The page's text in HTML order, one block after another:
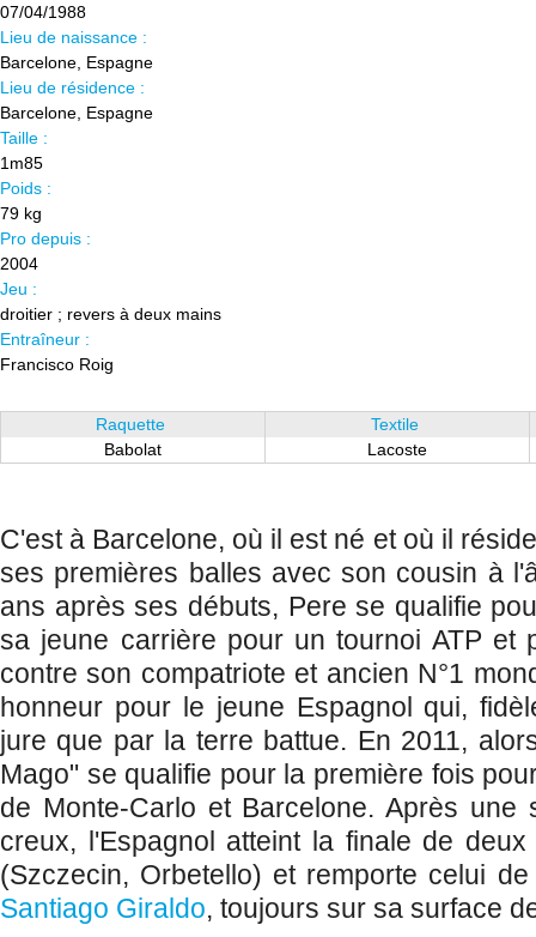
07/04/1988
Lieu de naissance :
Barcelone, Espagne
Lieu de résidence :
Barcelone, Espagne
Taille :
1m85
Poids :
79 kg
Pro depuis :
2004
Jeu :
droitier ; revers à deux mains
Entraîneur :
Francisco Roig
Raquette
Babolat
Textile
Lacoste
C'est à Barcelone, où il est né et où il
ses premières balles avec son cousin à
ans après ses débuts, Pere se qualifie
sa jeune carrière pour un tournoi ATP et
contre son compatriote et ancien N°1
honneur pour le jeune Espagnol qui,
jure que par la terre battue. En 2011,
Mago" se qualifie pour la première fois
de Monte-Carlo et Barcelone. Après une
creux, l'Espagnol atteint la finale de
(Szczecin, Orbetello) et remporte celui
Santiago Giraldo, toujours sur sa surface